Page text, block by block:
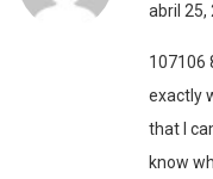
abril 25,
107106
exactly
that I
know